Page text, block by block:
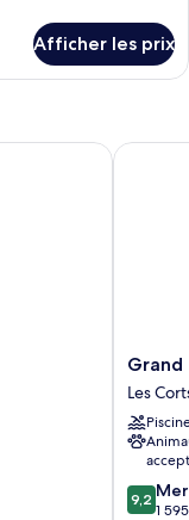
Afficher les prix
Grand
Hyatt
Les
Corts
Grand
Les
9.2
sur
9,2
1
Grand